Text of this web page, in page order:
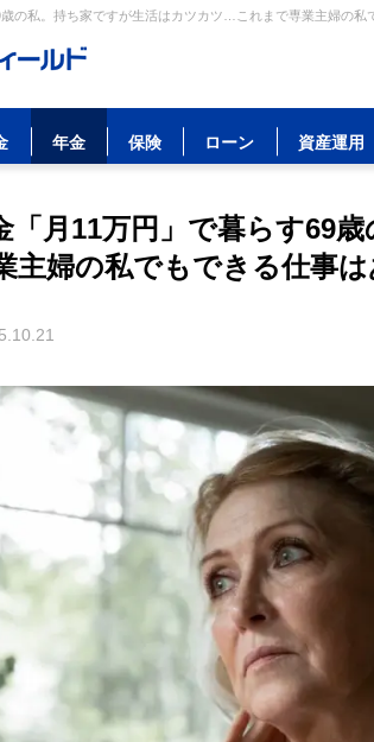
の私。持ち家ですが生活はカツカツ…これまで専業主婦の
年金 保険 ローン 資産運用
「月11万円」で暮らす69
婦の私でもできる仕事は